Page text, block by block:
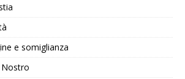
e somiglianza